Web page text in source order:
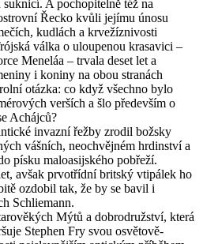
A pochopitelně též na
Řecko kvůli jejímu únosu
kudlách a krvežíznivosti
válka o uloupenou krasavici –
Meneláa – trvala deset let a
i koniny na obou stranách
otázka: co když všechno bylo
verších a šlo především o
Achájců?
invazní řežby zrodil božsky
vášních, neochvějném hrdinství a
písku maloasijského pobřeží.
avšak prvotřídní britský vtipálek ho
ozdobil tak, že by se bavil i
Schliemann.
Mýtů a dobrodružství, která
Stephen Fry svou osvětově-